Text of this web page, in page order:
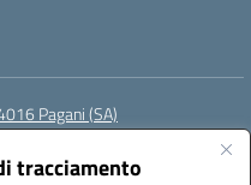
tracciamento
Pagani (SA)